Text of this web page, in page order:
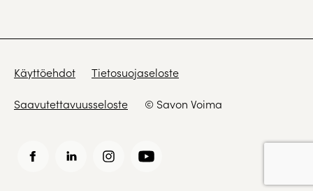
Käyttöehdot Tietosuojaseloste
Saavutettavuusseloste © Savon Voima